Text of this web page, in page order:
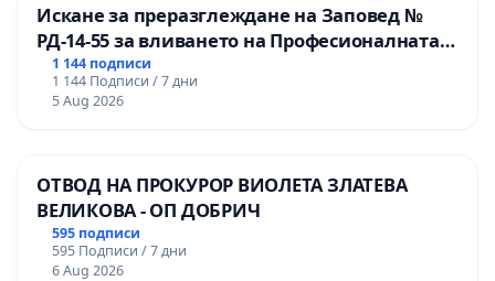
Искане за преразглеждане на Заповед №
РД-14-55 за вливането на Професионалната
гимназия по промишлени технологии в
Професионалната гимназия по икономика и
мениджмънт – гр. Пазарджик
1 144 подписи
1 144 Подписи / 7 дни
5 Aug 2026
ОТВОД НА ПРОКУРОР ВИОЛЕТА ЗЛАТЕВА
ВЕЛИКОВА - ОП ДОБРИЧ
595 подписи
595 Подписи / 7 дни
6 Aug 2026